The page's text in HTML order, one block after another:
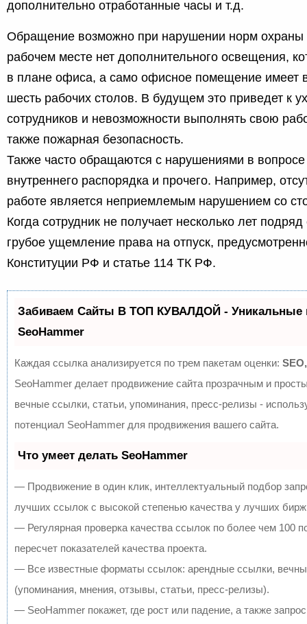
дополнительно отработанные часы и т.д.
Обращение возможно при нарушении норм охраны
рабочем месте нет дополнительного освещения,
в плане офиса, а само офисное помещение имеет
шесть рабочих столов. В будущем это приведет к
сотрудников и невозможности выполнять свою
также пожарная безопасность.
Также часто обращаются с нарушениями в
внутреннего распорядка и прочего. Например,
работе является неприемлемым нарушением со
Когда сотрудник не получает несколько лет подряд
грубое ущемление права на отпуск,
Конституции РФ и статье 114 ТК РФ.
Забиваем Сайты В ТОП КУВАЛДОЙ - Уникальные
SeoHammer
Каждая ссылка анализируется по трем пакетам оценки:
SeoHammer делает продвижение сайта прозрачным и
вечные ссылки, статьи, упоминания, пресс-релизы -
потенциал SeoHammer для продвижения вашего сайта.
Что умеет делать SeoHammer
— Продвижение в один клик, интеллектуальный подбор
лучших ссылок с высокой степенью качества у лучших
— Регулярная проверка качества ссылок по более чем 100
пересчет показателей качества проекта.
— Все известные форматы ссылок: арендные ссылки,
(упоминания, мнения, отзывы, статьи, пресс-релизы).
— SeoHammer покажет, где рост или падение, а также